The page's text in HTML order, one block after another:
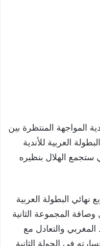
المواجهة المنتظرة بين
العربية للأندية
2023، والتي ستجمع الهلال بنظيره
نهائي البطولة العربية
وصافة المجموعة الثانية
المغربي والتعادل مع
في الجولة الثانية